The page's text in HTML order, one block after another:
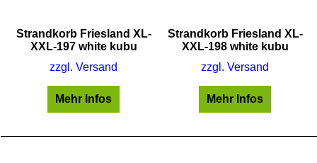
Strandkorb Friesland XL-
XXL-197 white kubu
zzgl. Versand
Mehr Infos
Strandkorb Friesland XL-
XXL-198 white kubu
zzgl. Versand
Mehr Infos